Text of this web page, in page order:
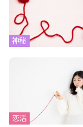
神秘
恋活